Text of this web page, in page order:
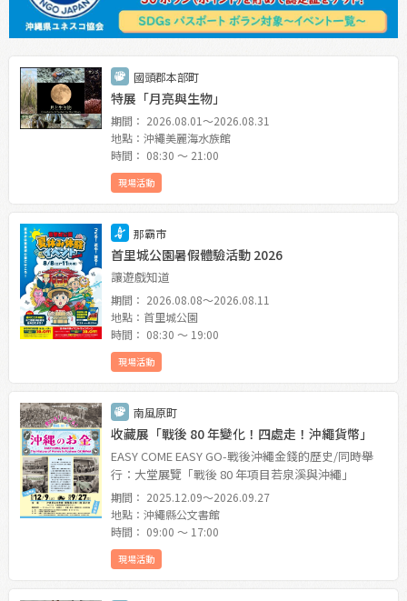
國頭郡本部町
特展「月亮與生物」
期間： 2026.08.01〜2026.08.31
地點：沖繩美麗海水族館
時間： 08:30 〜 21:00
現場活動
那霸市
首里城公園暑假體驗活動 2026
讓遊戲知道
期間： 2026.08.08〜2026.08.11
地點：首里城公園
時間： 08:30 〜 19:00
現場活動
南風原町
收藏展「戰後 80 年變化！四處走！沖繩貨幣」
EASY COME EASY GO-戰後沖繩金錢的歷史/同時舉
行：大堂展覽「戰後 80 年項目若泉溪與沖繩」
期間： 2025.12.09〜2026.09.27
地點：沖繩縣公文書館
時間： 09:00 〜 17:00
現場活動